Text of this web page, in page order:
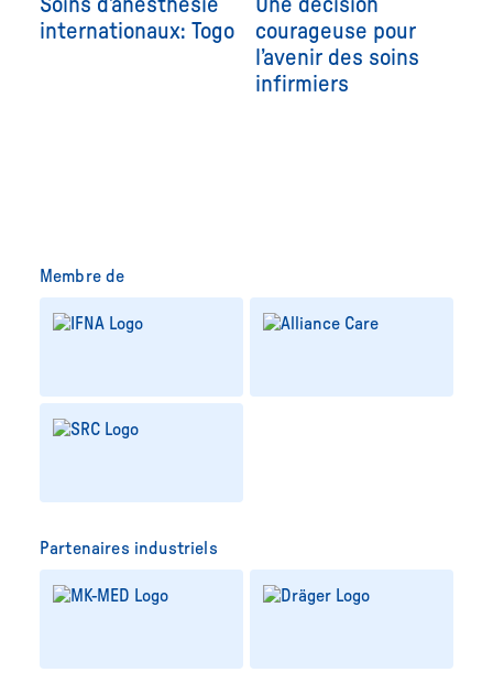
Soins d’anesthésie
internationaux: Togo
Une décision
courageuse pour
l’avenir des soins
infirmiers
Membre de
Partenaires industriels